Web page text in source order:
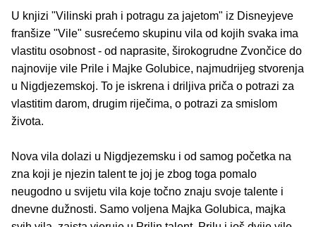
U knjizi "Vilinski prah i potragu za jajetom" iz Disneyjeve
franšize "Vile" susrećemo skupinu vila od kojih svaka ima
vlastitu osobnost - od naprasite, širokogrudne Zvončice do
najnovije vile Prile i Majke Golubice, najmudrijeg stvorenja
u Nigdjezemskoj. To je iskrena i driljiva priča o potrazi za
vlastitim darom, drugim riječima, o potrazi za smislom
života.
Nova vila dolazi u Nigdjezemsku i od samog početka na
zna koji je njezin talent te joj je zbog toga pomalo
neugodno u svijetu vila koje točno znaju svoje talente i
dnevne dužnosti. Samo voljena Majka Golubica, majka